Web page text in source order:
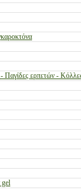
- Παγίδες ερπετών -
gel